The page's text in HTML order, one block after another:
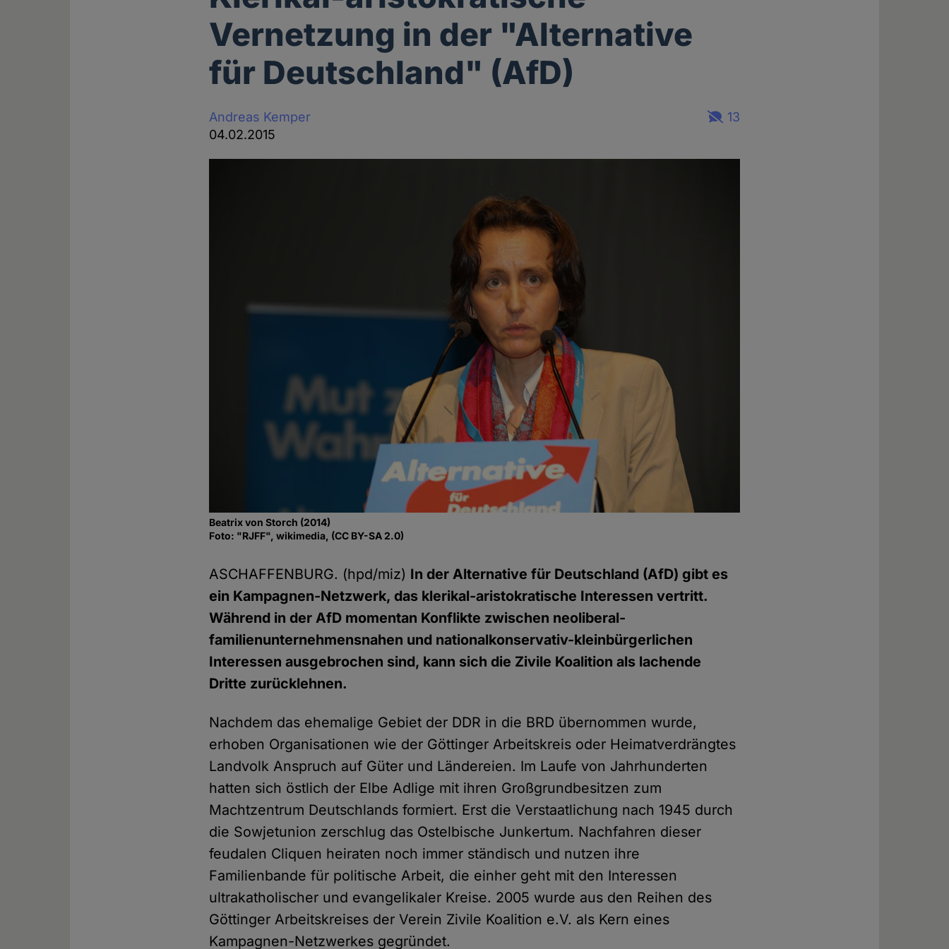
Vernetzung in der "Alternative
für Deutschland" (AfD)
Andreas Kemper
04.02.2015
13
Beatrix von Storch (2014)
Foto: "RJFF", wikimedia, (CC BY-SA 2.0)
ASCHAFFENBURG. (hpd/miz) In der Alternative für Deutschland (AfD) gibt es
ein Kampagnen-Netzwerk, das klerikal-aristokratische Interessen vertritt.
Während in der AfD momentan Konflikte zwischen neoliberal-
familienunternehmensnahen und nationalkonservativ-kleinbürgerlichen
Interessen ausgebrochen sind, kann sich die Zivile Koalition als lachende
Dritte zurücklehnen.
Nachdem das ehemalige Gebiet der DDR in die BRD übernommen wurde,
erhoben Organisationen wie der Göttinger Arbeitskreis oder Heimatverdrängtes
Landvolk Anspruch auf Güter und Ländereien. Im Laufe von Jahrhunderten
hatten sich östlich der Elbe Adlige mit ihren Großgrundbesitzen zum
Machtzentrum Deutschlands formiert. Erst die Verstaatlichung nach 1945 durch
die Sowjetunion zerschlug das Ostelbische Junkertum. Nachfahren dieser
feudalen Cliquen heiraten noch immer ständisch und nutzen ihre
Familienbande für politische Arbeit, die einher geht mit den Interessen
ultrakatholischer und evangelikaler Kreise. 2005 wurde aus den Reihen des
Göttinger Arbeitskreises der Verein Zivile Koalition e.V. als Kern eines
Kampagnen-Netzwerkes gegründet.